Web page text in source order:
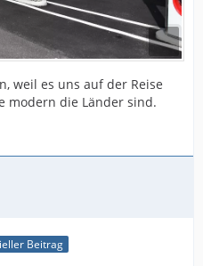
weil es uns auf der Reise
modern die Länder sind.
Beitrag